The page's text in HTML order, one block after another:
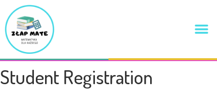
Student Registration